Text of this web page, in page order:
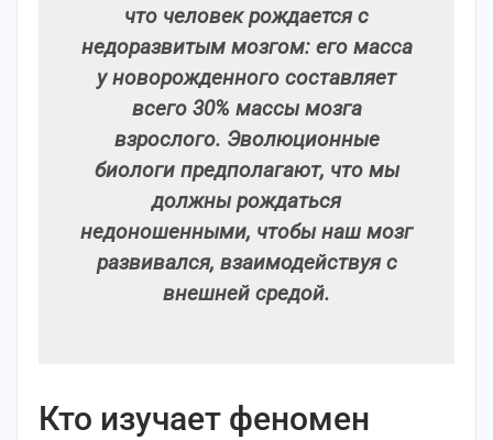
что человек рождается с
недоразвитым мозгом: его масса
у новорожденного составляет
всего 30% массы мозга
взрослого. Эволюционные
биологи предполагают, что мы
должны рождаться
недоношенными, чтобы наш мозг
развивался, взаимодействуя с
внешней средой.
Кто изучает феномен